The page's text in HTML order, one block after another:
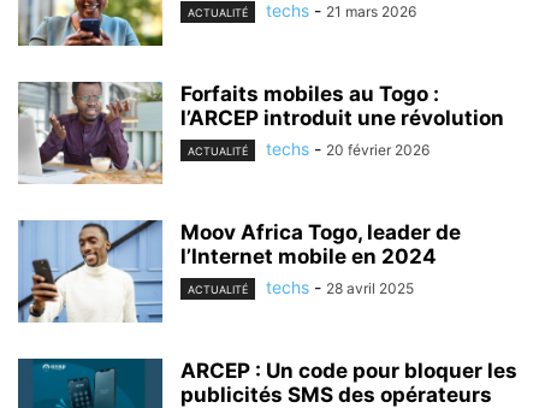
ACTUALITÉ techs - 21 mars 2026
Forfaits mobiles au Togo :
l’ARCEP introduit une révolution
ACTUALITÉ techs - 20 février 2026
Moov Africa Togo, leader de
l’Internet mobile en 2024
ACTUALITÉ techs - 28 avril 2025
ARCEP : Un code pour bloquer les
publicités SMS des opérateurs